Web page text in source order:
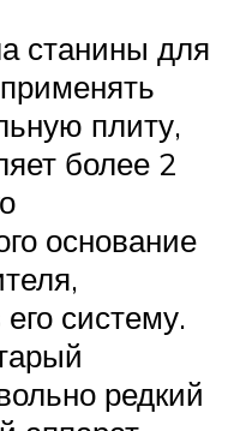
станины для
плиту,
более 2
основание
систему.
редкий